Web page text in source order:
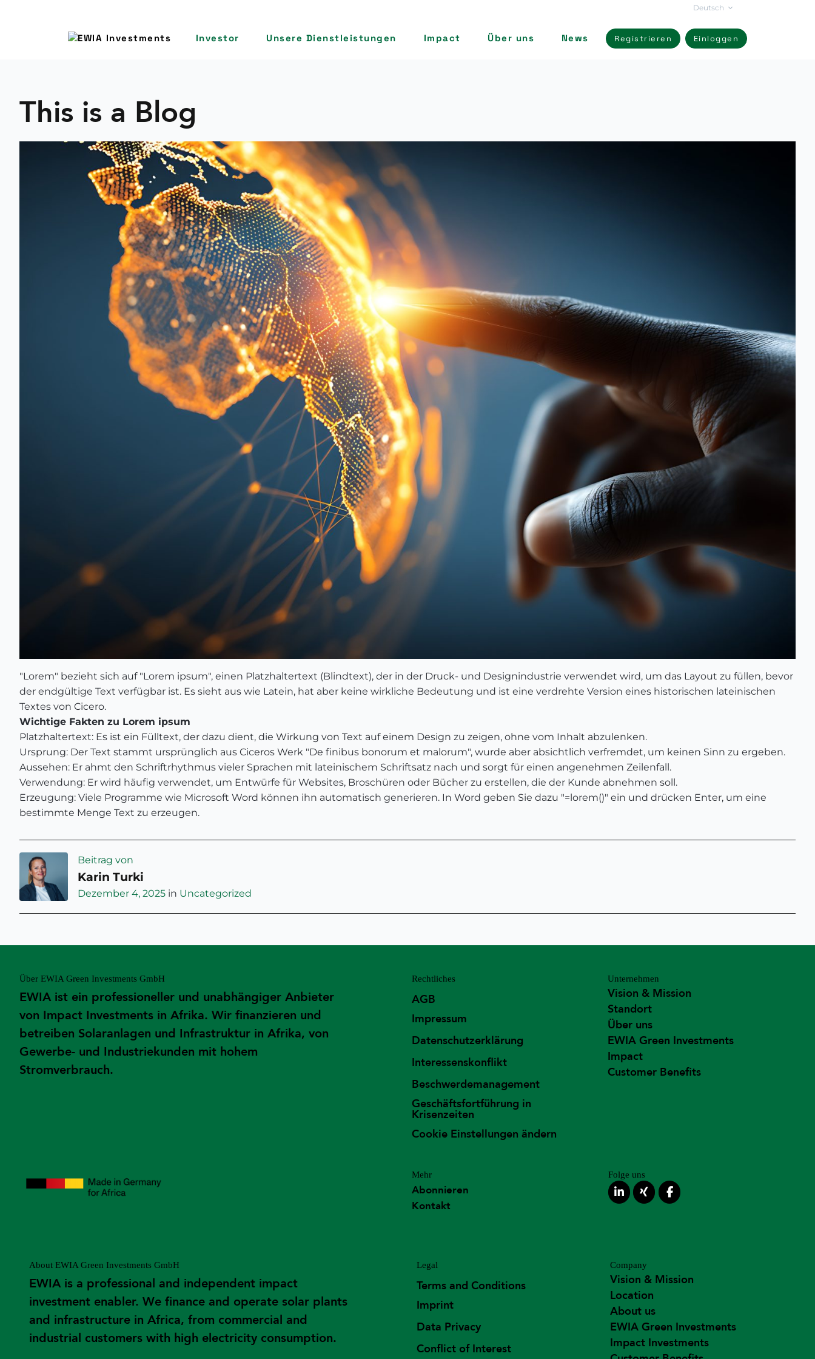
Deutsch
Investor Unsere Dienstleistungen Impact Über uns News Registrieren Einloggen
This is a Blog
"Lorem" bezieht sich auf "Lorem ipsum", einen Platzhaltertext (Blindtext), der in der Druck- und Designindustrie verwendet wird, um das Layout zu füllen, bevor
der endgültige Text verfügbar ist. Es sieht aus wie Latein, hat aber keine wirkliche Bedeutung und ist eine verdrehte Version eines historischen lateinischen
Textes von Cicero.
Wichtige Fakten zu Lorem ipsum
Platzhaltertext: Es ist ein Fülltext, der dazu dient, die Wirkung von Text auf einem Design zu zeigen, ohne vom Inhalt abzulenken.
Ursprung: Der Text stammt ursprünglich aus Ciceros Werk "De finibus bonorum et malorum", wurde aber absichtlich verfremdet, um keinen Sinn zu ergeben.
Aussehen: Er ahmt den Schriftrhythmus vieler Sprachen mit lateinischem Schriftsatz nach und sorgt für einen angenehmen Zeilenfall.
Verwendung: Er wird häufig verwendet, um Entwürfe für Websites, Broschüren oder Bücher zu erstellen, die der Kunde abnehmen soll.
Erzeugung: Viele Programme wie Microsoft Word können ihn automatisch generieren. In Word geben Sie dazu "=lorem()" ein und drücken Enter, um eine
bestimmte Menge Text zu erzeugen.
Beitrag von
Karin Turki
Dezember 4, 2025 in Uncategorized
Über EWIA Green Investments GmbH
EWIA ist ein professioneller und unabhängiger Anbieter
von Impact Investments in Afrika. Wir finanzieren und
betreiben Solaranlagen und Infrastruktur in Afrika, von
Gewerbe- und Industriekunden mit hohem
Stromverbrauch.
Rechtliches
AGB
Impressum
Datenschutzerklärung
Interessenskonflikt
Beschwerdemanagement
Geschäftsfortführung in
Krisenzeiten
Cookie Einstellungen ändern
Unternehmen
Vision & Mission
Standort
Über uns
EWIA Green Investments
Impact
Customer Benefits
Mehr
Abonnieren
Kontakt
Folge uns
About EWIA Green Investments GmbH
EWIA is a professional and independent impact
investment enabler. We finance and operate solar plants
and infrastructure in Africa, from commercial and
industrial customers with high electricity consumption.
Legal
Terms and Conditions
Imprint
Data Privacy
Conflict of Interest
Company
Vision & Mission
Location
About us
EWIA Green Investments
Impact Investments